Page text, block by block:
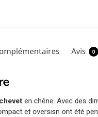
Avis 0
en chêne. Avec des
et oversisn ont été